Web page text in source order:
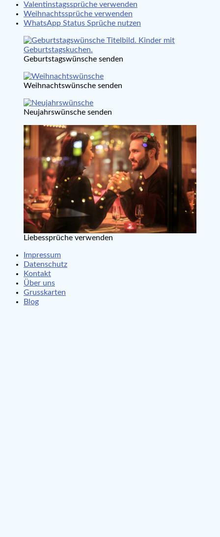
Valentinstagssprüche verwenden
Weihnachtssprüche verwenden
WhatsApp Status Sprüche nutzen
Geburtstagswünsche senden
Weihnachtswünsche senden
Neujahrswünsche senden
Liebessprüche verwenden
Impressum
Datenschutz
Kontakt
Über uns
Grusskarten
Blog